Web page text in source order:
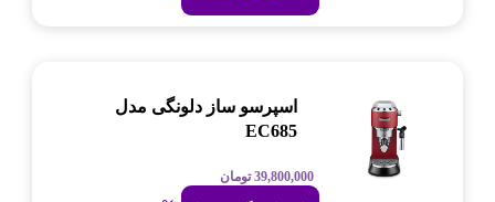
اسپرسو ساز دلونگی مدل
EC685
39,800,000 تومان